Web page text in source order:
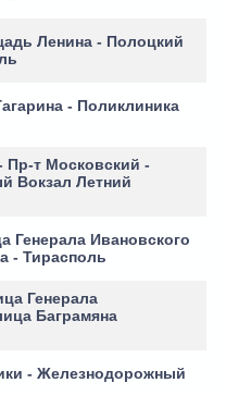
Ленина - Полоцкий
- Поликлиника
Пр-т Московский -
Вокзал Летний
Генерала Ивановского
- Тирасполь
Генерала
Баграмяна
- Железнодорожный